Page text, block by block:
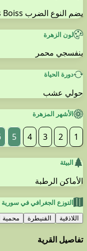
يضم النوع الضرب Var. blancheanus Boiss.
لون الزهرة
بنفسجي محمر
دورة الحياة
حولي عشب
الأشهر المزهرة
1
2
3
4
5
البيئة
الأماكن الرطبة
التوزع الجغرافي في سورية
اللاذقية القنيطرة محمية
تفاصيل القرية